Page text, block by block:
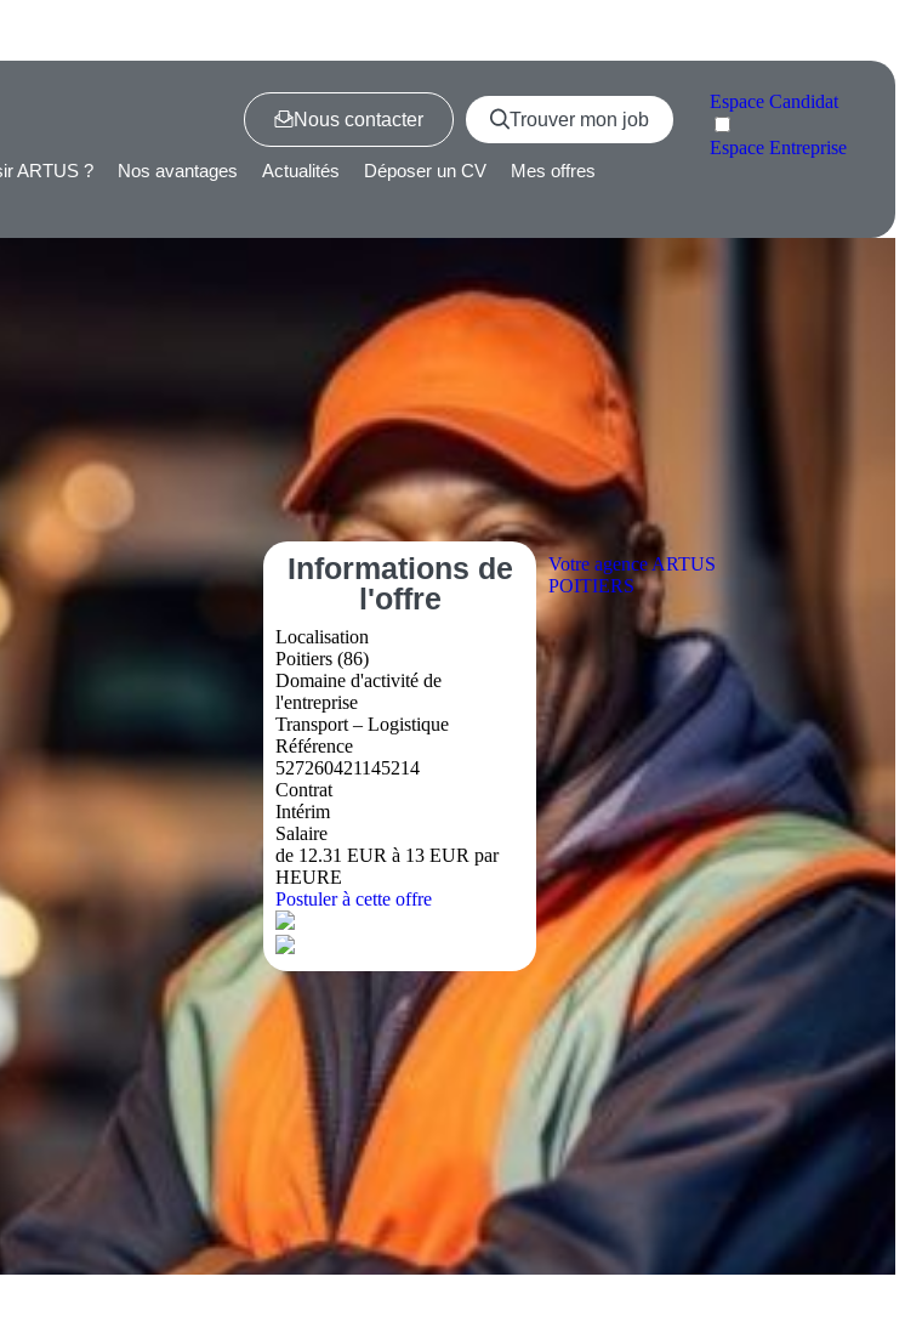
Nous contacter Trouver mon job
EspaceCandidat
EspaceEntreprise
ARTUS ? Nos avantages Actualités Déposer un CV Mes offres
Informations de
l'offre
Localisation
Poitiers (86)
Domaine d'activité de
l'entreprise
Transport – Logistique
Référence
527260421145214
Contrat
Intérim
Salaire
de 12.31 EUR à 13 EUR par
HEURE
Postuler à cette offre
Votre agence ARTUS
POITIERS